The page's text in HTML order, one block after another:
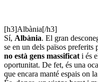
[h3]Albània[/h3]
Sí, Albània. El gran
se en un dels països
no està gens massificat i és
oportunitat. De fet, és una
que encara manté espais on